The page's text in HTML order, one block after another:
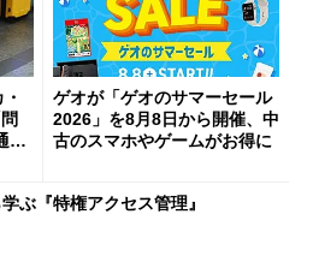
系I
ゲオが「ゲオのサマーセール
2026」を8月8日から開催、中
古のスマホやゲームがお得に
ぶ『特権アクセス管理』